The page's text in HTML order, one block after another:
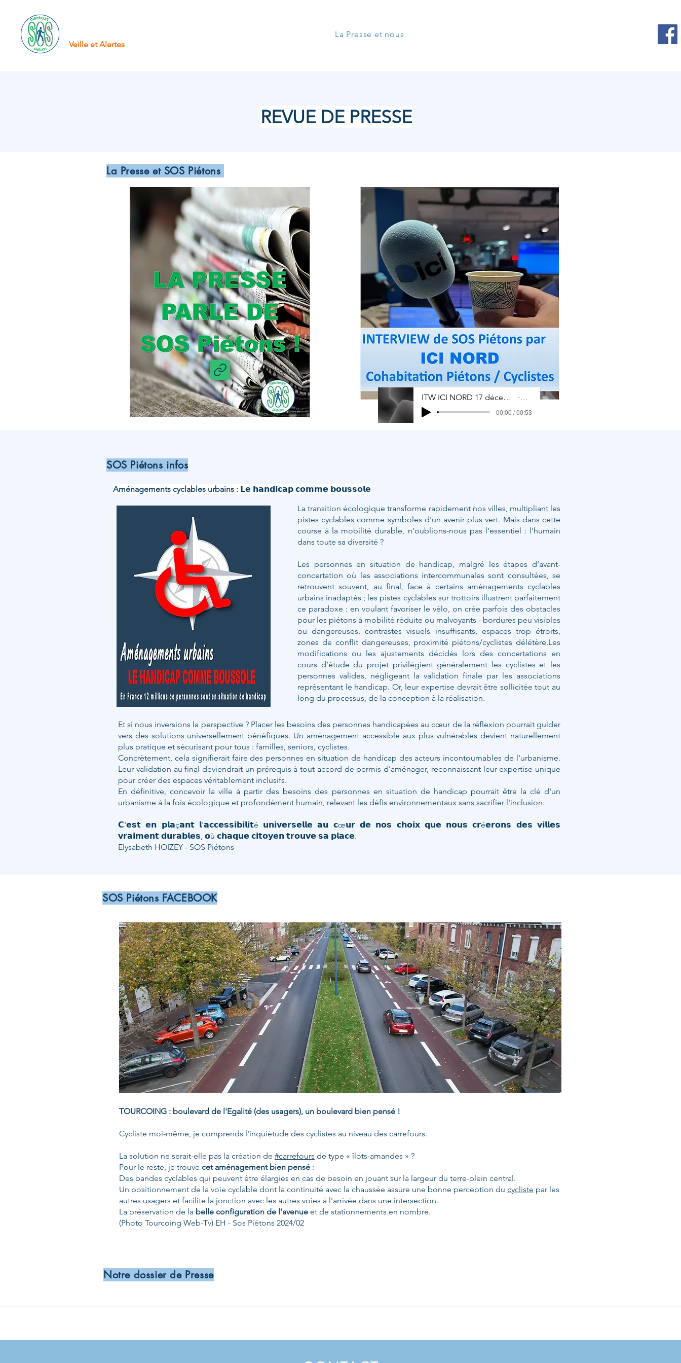
Veille et Alertes
La Presse et nous
REVUE DE PRESSE
ITW ICI NORD 17 décembre 2025 Etude COHABITATION piétons cyclistes Artist Name
00:00 / 00:53
La Presse et SOS Piétons
SOS Piétons infos
Aménagements cyclables urbains : 𝗟𝗲 𝗵𝗮𝗻𝗱𝗶𝗰𝗮𝗽 𝗰𝗼𝗺𝗺𝗲 𝗯𝗼𝘂𝘀𝘀𝗼𝗹𝗲
​La transition écologique transforme rapidement nos villes, multipliant les
pistes cyclables comme symboles d'un avenir plus vert. Mais dans cette
course à la mobilité durable, n'oublions-nous pas l'essentiel : l'humain
dans toute sa diversité ?
Les personnes en situation de handicap, malgré les étapes d’avant-
concertation où les associations intercommunales sont consultées, se
retrouvent souvent, au final, face à certains aménagements cyclables
urbains inadaptés ; les pistes cyclables sur trottoirs illustrent parfaitement
ce paradoxe : en voulant favoriser le vélo, on crée parfois des obstacles
pour les piétons à mobilité réduite ou malvoyants - bordures peu visibles
ou dangereuses, contrastes visuels insuffisants, espaces trop étroits,
zones de conflit dangereuses, proximité piétons/cyclistes délétère.Les
modifications ou les ajustements décidés lors des concertations en
cours d’étude du projet privilégient généralement les cyclistes et les
personnes valides, négligeant la validation finale par les associations
représentant le handicap. Or, leur expertise devrait être sollicitée tout au
long du processus, de la conception à la réalisation.
Et si nous inversions la perspective ? Placer les besoins des personnes handicapées au cœur de la réflexion pourrait guider
vers des solutions universellement bénéfiques. Un aménagement accessible aux plus vulnérables devient naturellement
plus pratique et sécurisant pour tous : familles, seniors, cyclistes.
Concrètement, cela signifierait faire des personnes en situation de handicap des acteurs incontournables de l'urbanisme.
Leur validation au final deviendrait un prérequis à tout accord de permis d’aménager, reconnaissant leur expertise unique
pour créer des espaces véritablement inclusifs.
En définitive, concevoir la ville à partir des besoins des personnes en situation de handicap pourrait être la clé d'un
urbanisme à la fois écologique et profondément humain, relevant les défis environnementaux sans sacrifier l'inclusion.
𝗖'𝗲𝘀𝘁 𝗲𝗻 𝗽𝗹𝗮ç𝗮𝗻𝘁 𝗹'𝗮𝗰𝗰𝗲𝘀𝘀𝗶𝗯𝗶𝗹𝗶𝘁é 𝘂𝗻𝗶𝘃𝗲𝗿𝘀𝗲𝗹𝗹𝗲 𝗮𝘂 𝗰œ𝘂𝗿 𝗱𝗲 𝗻𝗼𝘀 𝗰𝗵𝗼𝗶𝘅 𝗾𝘂𝗲 𝗻𝗼𝘂𝘀 𝗰𝗿é𝗲𝗿𝗼𝗻𝘀 𝗱𝗲𝘀 𝘃𝗶𝗹𝗹𝗲𝘀
𝘃𝗿𝗮𝗶𝗺𝗲𝗻𝘁 𝗱𝘂𝗿𝗮𝗯𝗹𝗲𝘀, 𝗼ù 𝗰𝗵𝗮𝗾𝘂𝗲 𝗰𝗶𝘁𝗼𝘆𝗲𝗻 𝘁𝗿𝗼𝘂𝘃𝗲 𝘀𝗮 𝗽𝗹𝗮𝗰𝗲.
Elysabeth HOIZEY - SOS Piétons
SOS Piétons FACEBOOK
TOURCOING : boulevard de l'Egalité (des usagers), un boulevard bien pensé !
Cycliste moi-même, je comprends l'inquiétude des cyclistes au niveau des carrefours.
La solution ne serait-elle pas la création de #carrefours de type « îlots-amandes » ?
Pour le reste, je trouve cet aménagement bien pensé :
Des bandes cyclables qui peuvent être élargies en cas de besoin en jouant sur la largeur du terre-plein central.
Un positionnement de la voie cyclable dont la continuité avec la chaussée assure une bonne perception du cycliste par les
autres usagers et facilite la jonction avec les autres voies à l'arrivée dans une intersection.
La préservation de la belle configuration de l’avenue et de stationnements en nombre.
(Photo Tourcoing Web-Tv) EH - Sos Piétons 2024/02
Notre dossier de Presse